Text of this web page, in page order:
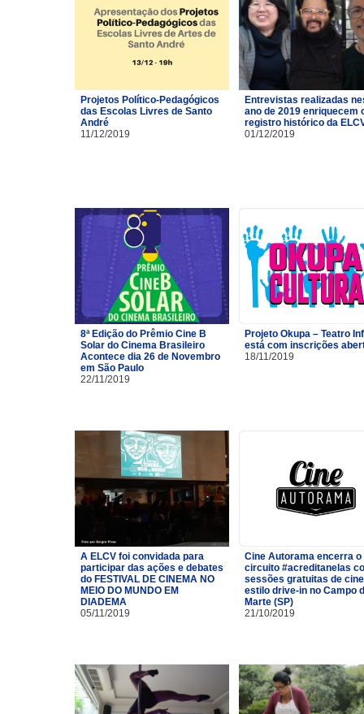
Projetos Político-Pedagógicos
das Escolas Livres de Santo
André
11/12/2019
Entrevistas realizadas
ano de 2019 enriquecem
registro histórico da
01/12/2019
8ª Edição do Prêmio Cine B
Solar do Cinema Brasileiro
Acontece dia 26 de Novembro
em São Paulo
22/11/2019
Projeto Okupa – Teatro
está com inscrições
18/11/2019
A ELCV foi convidada para
participar das ações e debates
do FESTIVAL DE CINEMA NO
MEIO DO MUNDO EM
DIADEMA
05/11/2019
Cine Autorama encerra o
circuito #acreditanelas
sessões gratuitas de
estilo drive-in no Campo
Marte (SP)
21/10/2019